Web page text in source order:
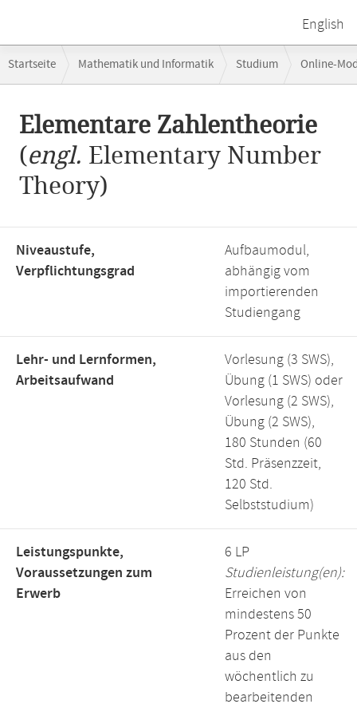
English
Navigation
Startseite Mathematik und Informatik Studium Online-
Elementare Zahlentheorie
(engl. Elementary Number
Theory)
Niveaustufe,
Verpflichtungsgrad
Aufbaumodul,
abhängig vom
importierenden
Studiengang
Lehr- und Lernformen,
Arbeitsaufwand
Vorlesung (3 SWS),
Übung (1 SWS) oder
Vorlesung (2 SWS),
Übung (2 SWS),
180 Stunden (60
Std. Präsenzzeit,
120 Std.
Selbststudium)
Leistungspunkte,
Voraussetzungen zum
Erwerb
6 LP
Studienleistung(en):
Erreichen von
mindestens 50
Prozent der Punkte
aus den
wöchentlich zu
bearbeitenden